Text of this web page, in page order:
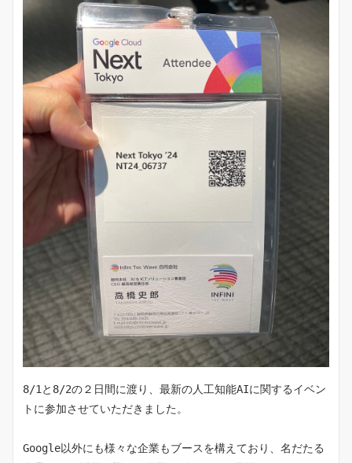
8/1と8/2の２日間に渡り、最新の人工知能AIに関するイベン
トに参加させていただきました。
Google以外にも様々な企業もブースを構えており、名だたる